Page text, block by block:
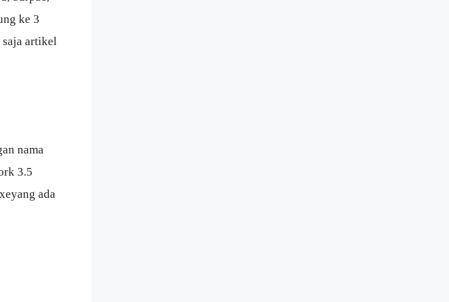
ke 3
artikel
nama
3.5
ada